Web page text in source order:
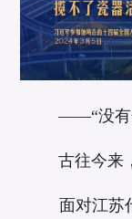
——“没有
古往今来
面对江苏